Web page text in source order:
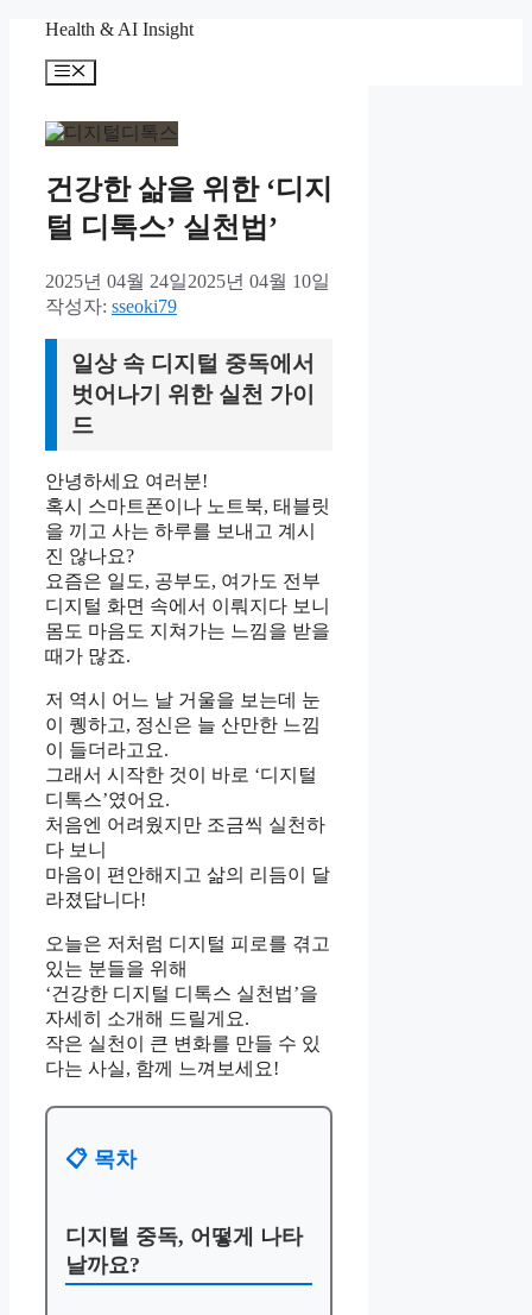
Health & AI Insight
메
건강한 삶을 위한 ‘디지
털 디톡스’ 실천법’
2025년 04월 24일2025년 04월 10일
작성자: sseoki79
일상 속 디지털 중독에서
벗어나기 위한 실천 가이
드
안녕하세요 여러분!
혹시 스마트폰이나 노트북, 태블릿
을 끼고 사는 하루를 보내고 계시
진 않나요?
요즘은 일도, 공부도, 여가도 전부
디지털 화면 속에서 이뤄지다 보니
몸도 마음도 지쳐가는 느낌을 받을
때가 많죠.
저 역시 어느 날 거울을 보는데 눈
이 퀭하고, 정신은 늘 산만한 느낌
이 들더라고요.
그래서 시작한 것이 바로 ‘디지털
디톡스’였어요.
처음엔 어려웠지만 조금씩 실천하
다 보니
마음이 편안해지고 삶의 리듬이 달
라졌답니다!
오늘은 저처럼 디지털 피로를 겪고
있는 분들을 위해
‘건강한 디지털 디톡스 실천법’을
자세히 소개해 드릴게요.
작은 실천이 큰 변화를 만들 수 있
다는 사실, 함께 느껴보세요!
📋 목차
디지털 중독, 어떻게 나타
날까요?